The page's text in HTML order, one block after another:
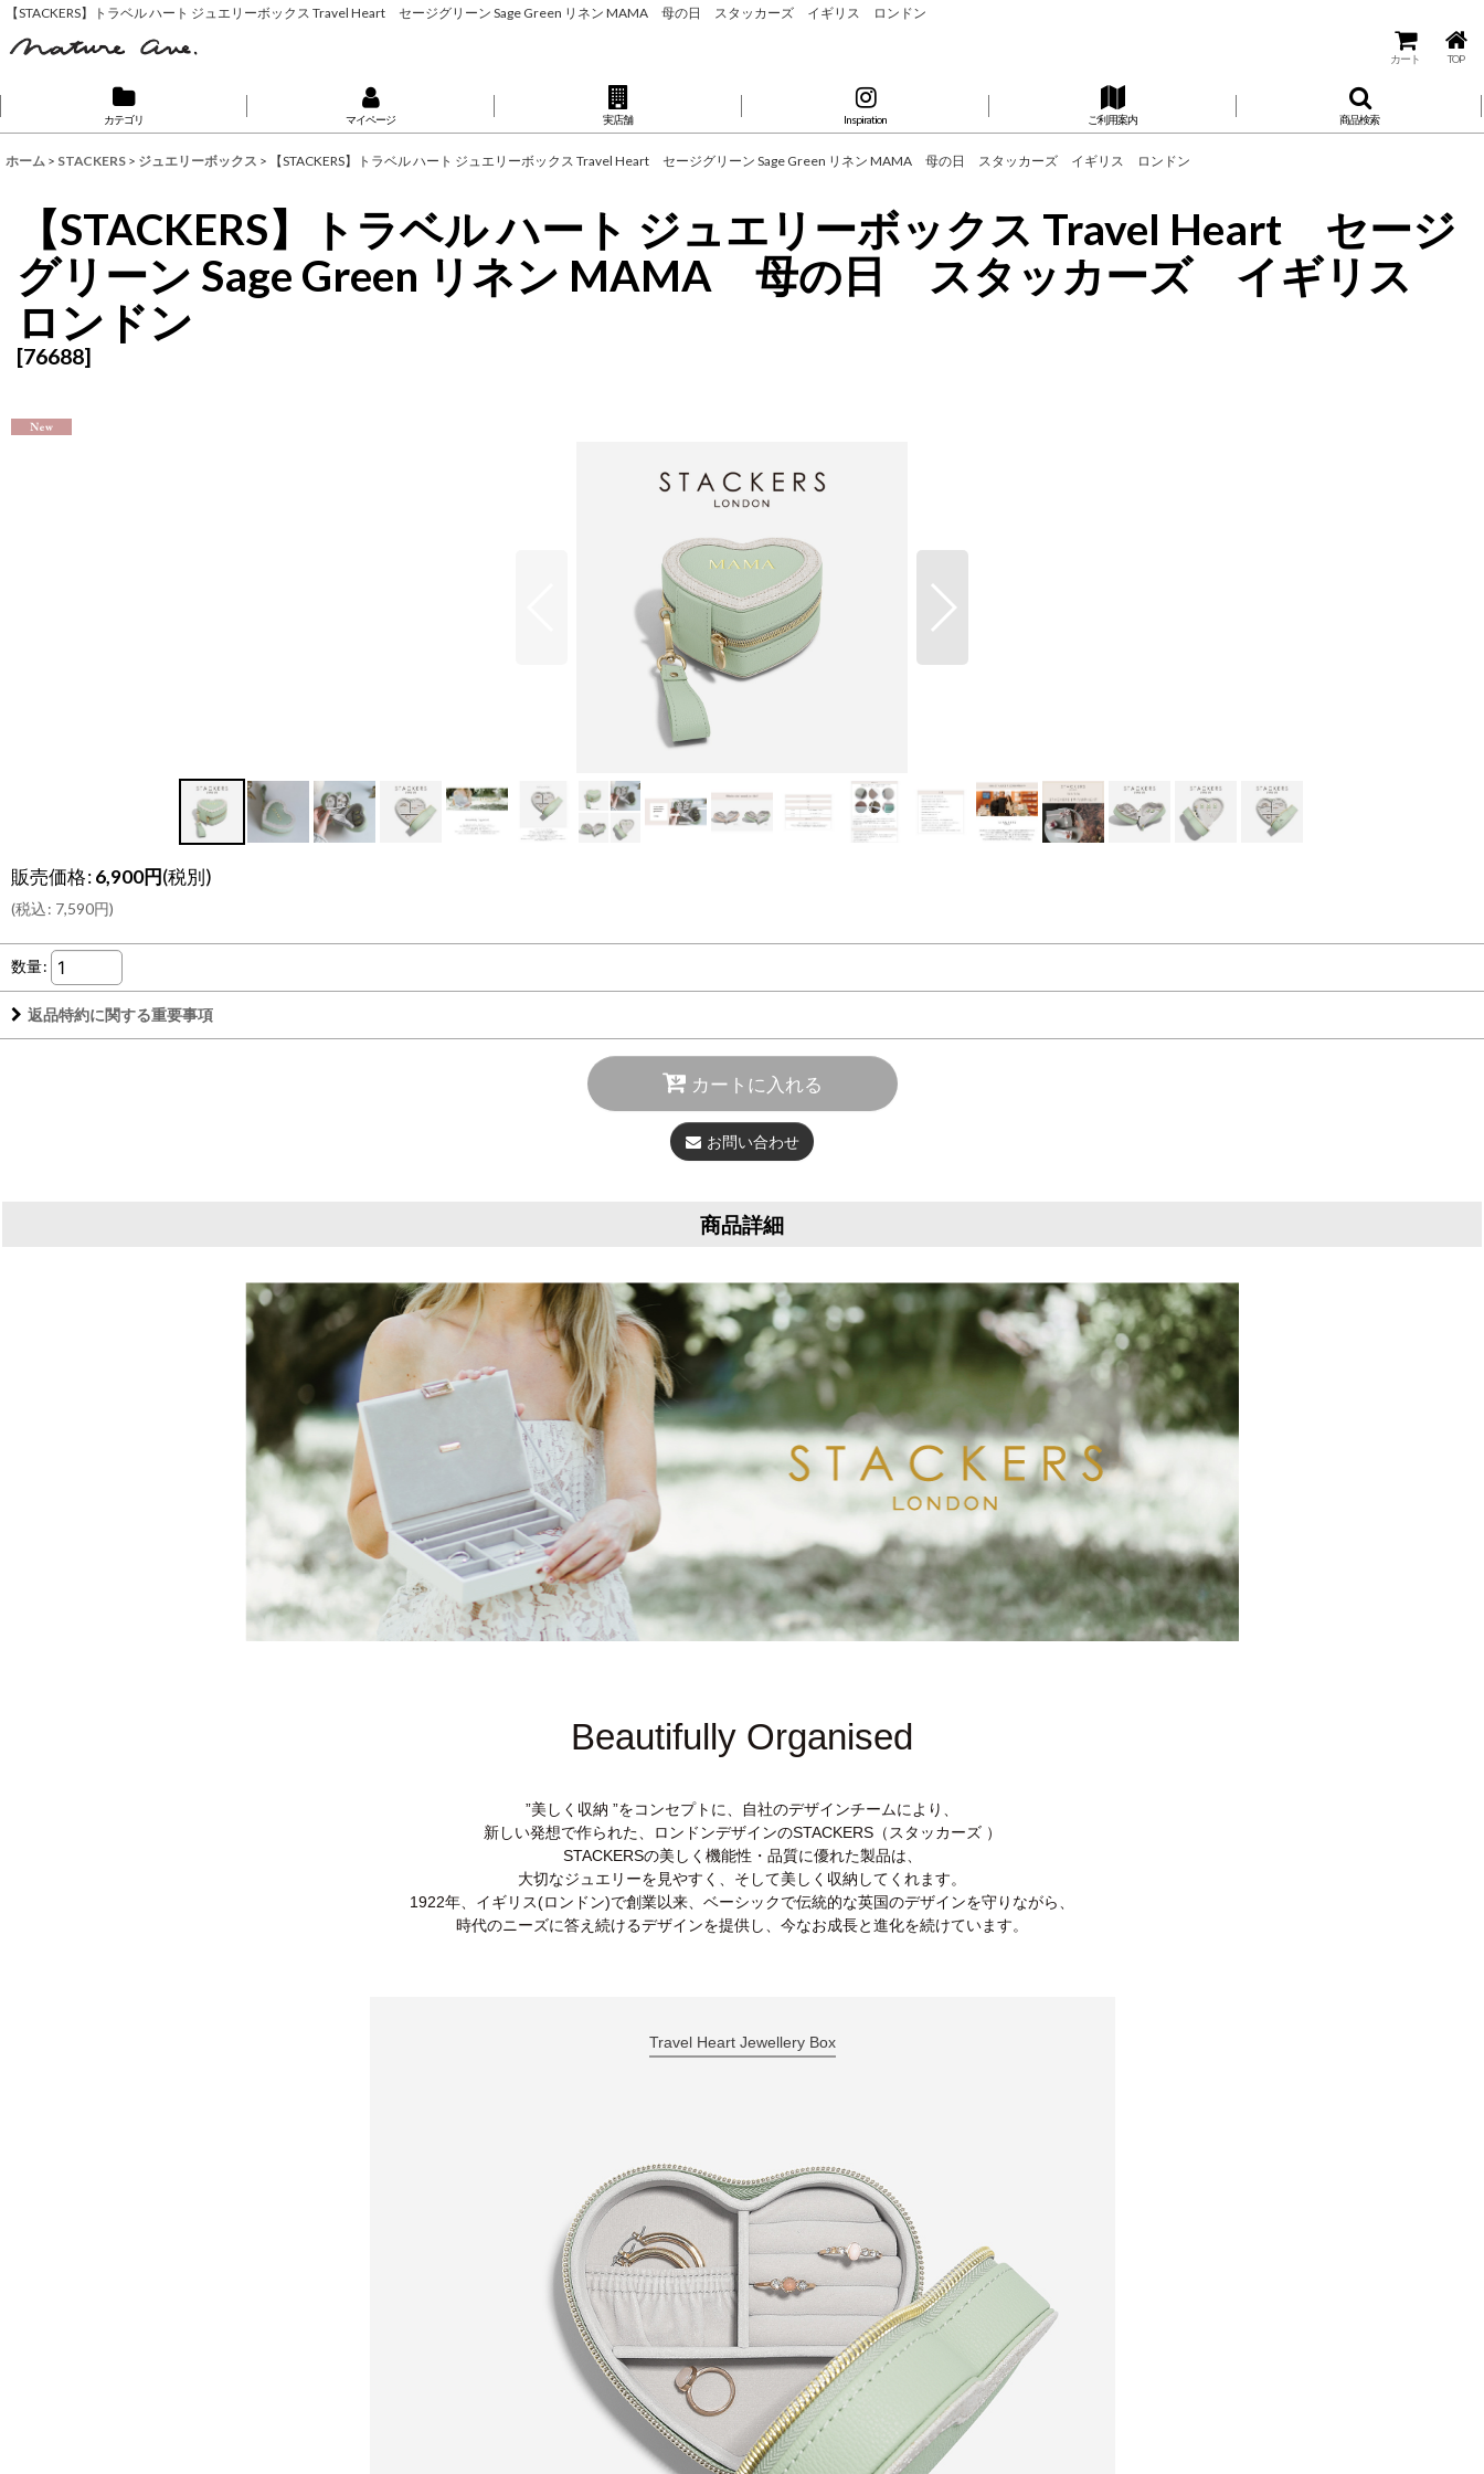
【STACKERS】トラベル ハート ジュエリーボックス Travel Heart セージグリーン Sage Green リネン MAMA 母の日 スタッカーズ イギリス ロンドン
カート TOP
カテゴリ マイページ 実店舗 Inspiration ご利用案内 商品検索
ホーム > STACKERS > ジュエリーボックス > 【STACKERS】トラベル ハート ジュエリーボックス Travel Heart セージグリーン Sage Green リネン MAMA 母の日 スタッカーズ イギリス ロンドン
【STACKERS】トラベル ハート ジュエリーボックス Travel Heart セージ
グリーン Sage Green リネン MAMA 母の日 スタッカーズ イギリス
ロンドン
[76688]
販売価格:6,900円(税別)
(税込: 7,590円)
数量:
返品特約に関する重要事項
カートに入れる
お問い合わせ
商品詳細
Beautifully Organised
”美しく収納 ”をコンセプトに、自社のデザインチームにより、
新しい発想で作られた、ロンドンデザインのSTACKERS（スタッカーズ ）
STACKERSの美しく機能性・品質に優れた製品は、
大切なジュエリーを見やすく、そして美しく収納してくれます。
1922年、イギリス(ロンドン)で創業以来、ベーシックで伝統的な英国のデザインを守りながら、
時代のニーズに答え続けるデザインを提供し、今なお成長と進化を続けています。
Travel Heart Jewellery Box